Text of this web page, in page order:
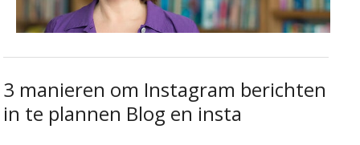
3 manieren om Instagram berichten
in te plannen Blog en insta